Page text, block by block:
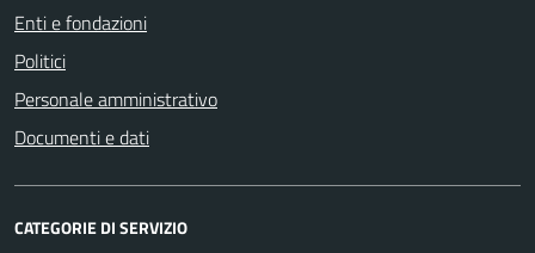
Enti e fondazioni
Politici
Personale amministrativo
Documenti e dati
CATEGORIE DI SERVIZIO